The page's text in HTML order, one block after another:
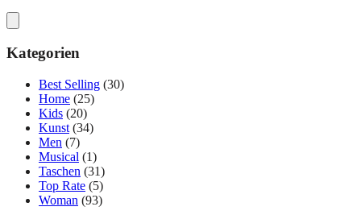
Kategorien
Best Selling (30)
Home (25)
Kids (20)
Kunst (34)
Men (7)
Musical (1)
Taschen (31)
Top Rate (5)
Woman (93)